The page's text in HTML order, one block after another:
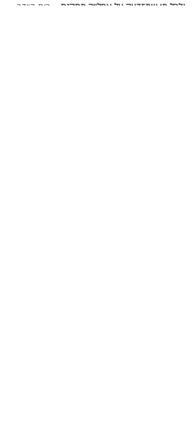
ולכל מי שמזדעק על אפלייה מתקנת – רות ביידר